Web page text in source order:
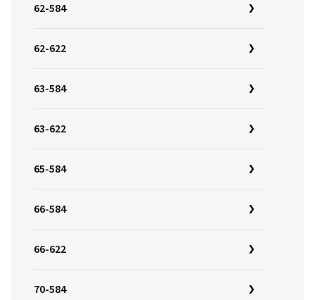
62-584
62-622
63-584
63-622
65-584
66-584
66-622
70-584